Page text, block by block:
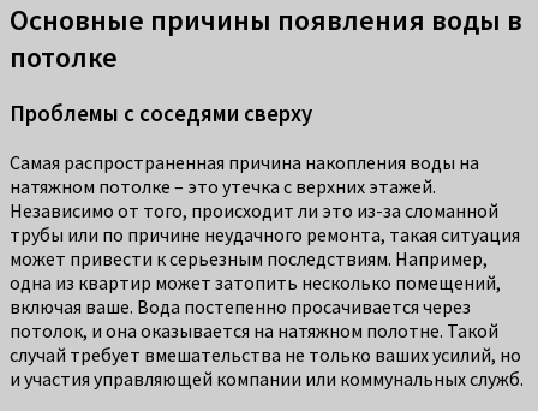
Основные причины появления воды в
потолке
Проблемы с соседями сверху
Самая распространенная причина накопления воды на
натяжном потолке – это утечка с верхних этажей.
Независимо от того, происходит ли это из-за сломанной
трубы или по причине неудачного ремонта, такая ситуация
может привести к серьезным последствиям. Например,
одна из квартир может затопить несколько помещений,
включая ваше. Вода постепенно просачивается через
потолок, и она оказывается на натяжном полотне. Такой
случай требует вмешательства не только ваших усилий, но
и участия управляющей компании или коммунальных служб.